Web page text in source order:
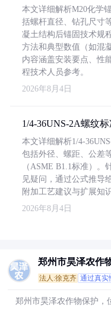
本文详细解析M20化学
括螺杆直径、钻孔尺寸
凝土结构后锚固技术规
方法和典型数值（如混
内容涵盖安装要点、性
程技术人员参考。
2026年8月4日
1/4-36UNS-2A螺纹
本文详细解析1/4-
包括外径、螺距、公差
（ASME B1.1标准）。
见疑问，通过公式推导
附加工艺建议与扩展知识
2026年8月4日
郑州市昊泽农作
法人:徐克齐 通过真实
郑州市昊泽农作物保护，